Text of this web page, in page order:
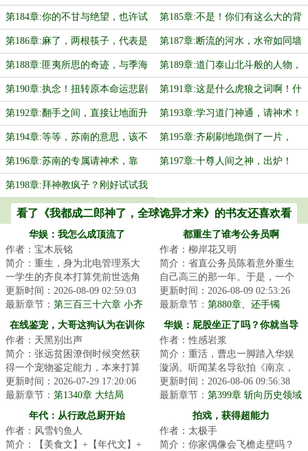
不敢深思，怕血压扛不住！ 狂啊，后悔啊！这特么是真金主
第184章:你的不甘与绝望，也许试
着可以找苏南！在你身上是大事，在
他那
第185章:不是！你们有这么大的背
景，好歹说一声啊，我把你们供起来
啊
第186章:麻了，两根筷子，代表是
一条河？竟然凭空让滔滔河水，断
流？
第187章:断流的河水，水帘如同墙
壁，有十几米高！看的是令人瞠目结
舌
第188章:匪夷所思的奇迹，与季海
棠的劫难，和变故
第189章:道门泰山北斗般的人物，
他们在等待着谁？
第190章:执念！扭转原本命运悲剧
的执念！
第191章:这是什么虎狼之词啊！什
么叫把足球场大的土地，端起来？
第192章:翻手之间，直接让地面升
高50米，牛批啊！
第193章:学习道门神通，请神术！
契合度前所未有啊！
第194章:等等，苏南的意思，该不
会是他要1VS道门371个长老团吧？
第195章:齐刷刷地跪倒了一片，
不，不是跪，而是如同五体贴地！
第196章:苏南的专属请神术，靠
抢！这天大的机缘，就在眼前，急死
了人！
第197章:十尊人间之神，出炉！
第198章:拜神教疯子？刚好试试我
获得的请神术！也不知道牛不牛？
看了《我都成二郎神了，全球诡异才来》的书友还喜欢看
华娱：我怎么成顶流了
作者：宝木辰铭
简介：重生，身为北电管理系大
一学生的齐良本打算凭前世选角
导演的经验，积攒人脉资本重操
旧业。没想到进...
更新时间：2026-08-09 02:59:03
最新章节： 第三百三十六章 小齐
子艺你俩假装谈恋爱
都重生了谁考公务员啊
作者：柳岸花又明
简介：省直公务员陈着意外重生
自己高三的那一年。于是，一个
木讷腼腆、和女生说话都会脸
红、只知道学习的...
更新时间：2026-08-09 02:53:26
最新章节： 第880章、还手镯
在线鉴宠，大哥这狗认为在训你
啊
作者：天黑别出声
简介：张远贫困潦倒时候突然获
得一个宠物鉴定能力，本来打算
去宠物行业发光发热，却因为没
资格证被拒。另...
更新时间：2026-07-29 17:20:06
最新章节： 第1340章 大结局
华娱：屁股坐正了吗？你就当导
作者：性感岩浆
简介：重活，曹忠一脚踏入华娱
漩涡。听闻某名导欲拍《南京，
南京！》，其历史观的歪斜让他
慨然一叹。为拨...
更新时间：2026-08-06 09:56:38
最新章节： 第399章 斩向历史领域
的致命一刀！万马齐喑！
年代：从行政总厨开始
作者：风雪钓鱼人
简介：【美食文】+【年代文】+
拍戏，获得超能力
作者：太极手
简介：你家偶像会飞檐走壁吗？